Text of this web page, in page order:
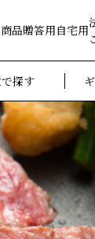
品贈答用自宅用
探す